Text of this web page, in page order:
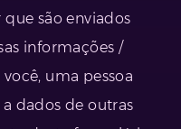
são enviados
informações /
uma pessoa
dados de outras